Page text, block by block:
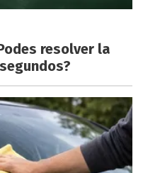
resolver la